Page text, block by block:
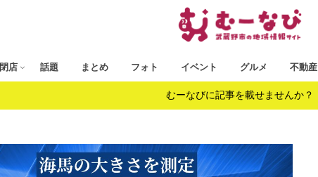
店 話題 まとめ フォト イベント グルメ 不動産
むーなびに記事を載せませんか？